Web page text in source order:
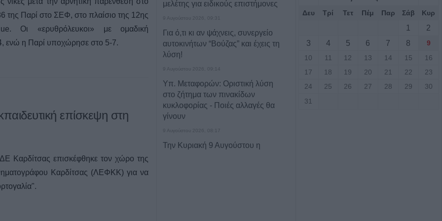
της Παρί στο ΣΕΦ, στο πλαίσιο της 12ης
Οι «ερυθρόλευκοι» με ομαδική
ενώ η Παρί υποχώρησε στο 5-7.
επίσκεψη στη
Καρδίτσας επισκέφθηκε τον χώρο της
Καρδίτσας (ΛΕΦΚΚ) για να
μελέτης για ειδικούς επιστήμονες
9 Αυγούστου 2026, 09:31
Για ό,τι κι αν ψάχνεις, συνεργείο
αυτοκινήτων “Βούζας” και έχεις τη
λύση!
9 Αυγούστου 2026, 09:14
Υπ. Μεταφορών: Οριστική λύση
στο ζήτημα των πινακίδων
κυκλοφορίας - Ποιές αλλαγές θα
γίνουν
9 Αυγούστου 2026, 08:17
Την Κυριακή 9 Αυγούστου η
Δευ Τρί Τετ Πέμ Παρ Σάβ Κυρ
1
2
3
4 5 6 7 8
9
10
11 12 13 14 15
16
17
18 19 20 21 22
23
24
25 26 27 28 29
30
31